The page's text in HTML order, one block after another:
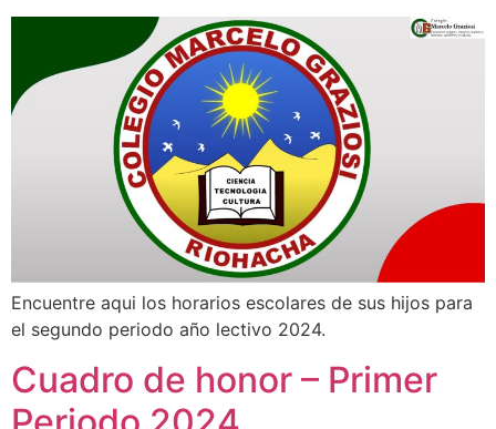
Encuentre aqui los horarios escolares de sus hijos para
el segundo periodo año lectivo 2024.
Cuadro de honor – Primer